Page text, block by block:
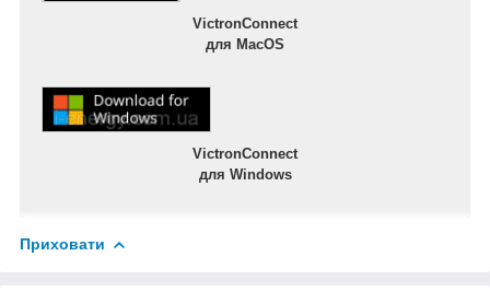
VictronConnect
для MacOS
VictronConnect
для Windows
Приховати